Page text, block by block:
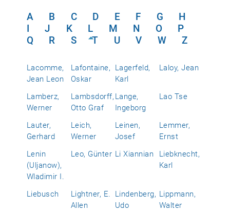
A B C D E F G
H
I
J K L M N O
P
Q
R S T U V W Z
Lacomme,
Jean Leon
Lafontaine,
Oskar
Lagerfeld,
Karl
Laloy, Jean
Lamberz,
Werner
Lambsdorff,
Otto Graf
Lange,
Ingeborg
Lao Tse
Lauter,
Gerhard
Leich,
Werner
Leinen,
Josef
Lemmer,
Ernst
Lenin
(Uljanow),
Wladimir I.
Leo, Günter Li Xiannian
Liebknecht,
Karl
Liebusch
Lightner, E.
Allen
Lindenberg,
Udo
Lippmann,
Walter